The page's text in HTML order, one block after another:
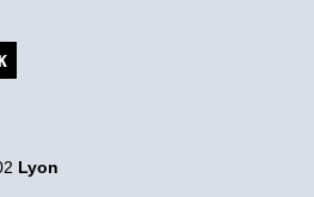
Lyon